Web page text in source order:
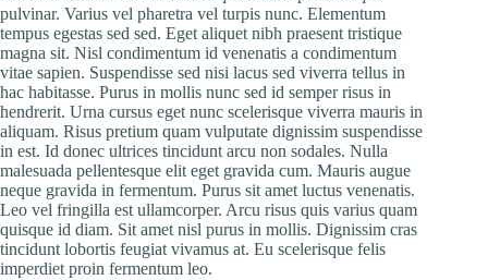
pulvinar. Varius vel pharetra vel turpis nunc. Elementum
tempus egestas sed sed. Eget aliquet nibh praesent tristique
magna sit. Nisl condimentum id venenatis a condimentum
vitae sapien. Suspendisse sed nisi lacus sed viverra tellus in
hac habitasse. Purus in mollis nunc sed id semper risus in
hendrerit. Urna cursus eget nunc scelerisque viverra mauris in
aliquam. Risus pretium quam vulputate dignissim suspendisse
in est. Id donec ultrices tincidunt arcu non sodales. Nulla
malesuada pellentesque elit eget gravida cum. Mauris augue
neque gravida in fermentum. Purus sit amet luctus venenatis.
Leo vel fringilla est ullamcorper. Arcu risus quis varius quam
quisque id diam. Sit amet nisl purus in mollis. Dignissim cras
tincidunt lobortis feugiat vivamus at. Eu scelerisque felis
imperdiet proin fermentum leo.